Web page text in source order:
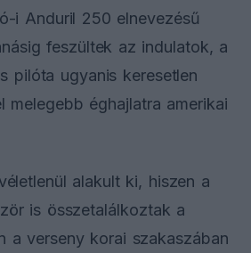
i Anduril 250 elnevezésű
feszültek az indulatok, a
pilóta ugyanis keresetlen
melegebb éghajlatra amerikai
alakult ki, hiszen a
is összetalálkoztak a
a verseny korai szakaszában